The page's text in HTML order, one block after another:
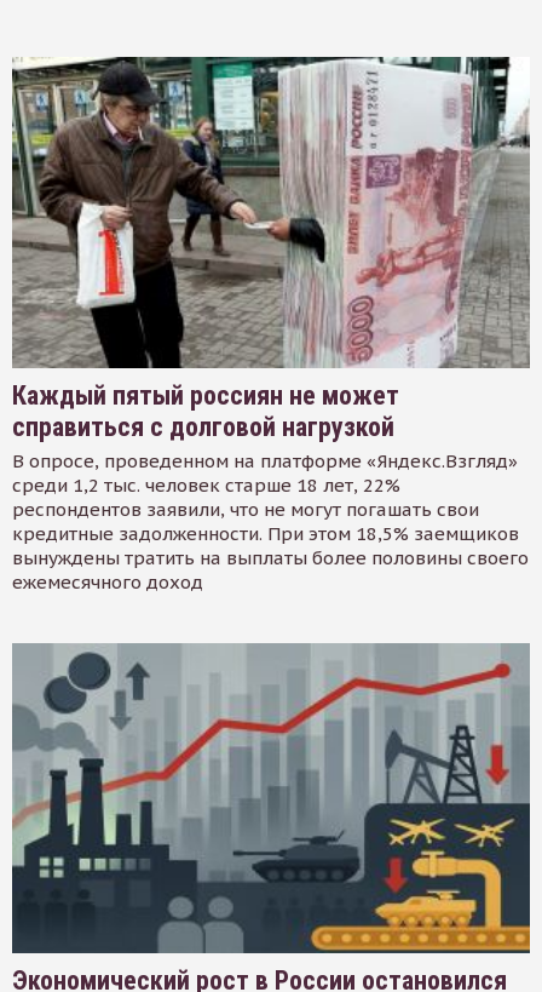
Каждый пятый россиян не может
справиться с долговой нагрузкой
В опросе, проведенном на платформе «Яндекс.Взгляд»
среди 1,2 тыс. человек старше 18 лет, 22%
респондентов заявили, что не могут погашать свои
кредитные задолженности. При этом 18,5% заемщиков
вынуждены тратить на выплаты более половины своего
ежемесячного доход
Экономический рост в России остановился